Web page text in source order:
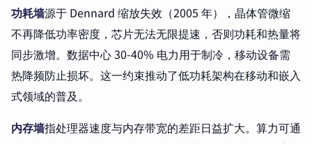
功耗墙源于 Dennard 缩放失效（2005 年），晶体管微缩
不再降低功率密度，芯片无法无限提速，否则功耗和热量将
同步激增。数据中心 30-40% 电力用于制冷，移动设备需
热降频防止损坏。这一约束推动了低功耗架构在移动和嵌入
式领域的普及。
内存墙指处理器速度与内存带宽的差距日益扩大。算力可通